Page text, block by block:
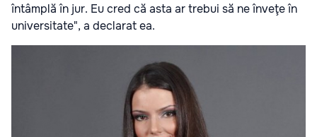
întâmplă în jur. Eu cred că asta ar trebui să ne înveţe în
universitate", a declarat ea.